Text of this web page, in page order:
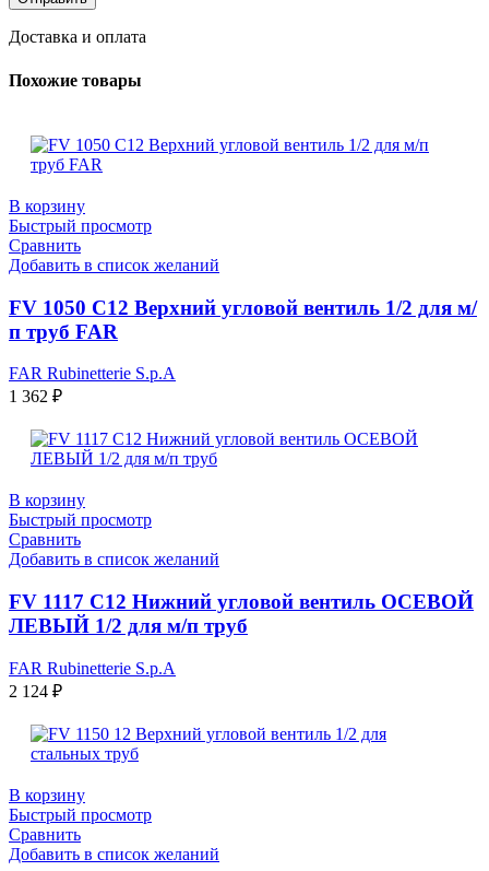
Доставка и оплата
Похожие товары
В корзину
Быстрый просмотр
Сравнить
Добавить в список желаний
FV 1050 C12 Верхний угловой вентиль 1/2 для м/
п труб FAR
FAR Rubinetterie S.p.A
1 362 ₽
В корзину
Быстрый просмотр
Сравнить
Добавить в список желаний
FV 1117 C12 Нижний угловой вентиль ОСЕВОЙ
ЛЕВЫЙ 1/2 для м/п труб
FAR Rubinetterie S.p.A
2 124 ₽
В корзину
Быстрый просмотр
Сравнить
Добавить в список желаний